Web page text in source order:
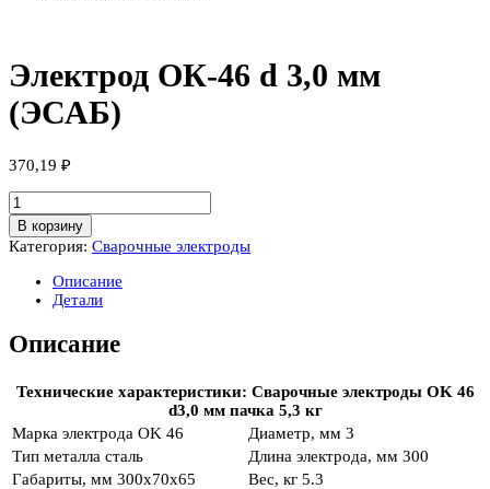
Электрод ОК-46 d 3,0 мм
(ЭСАБ)
370,19 ₽
Количество
товара
Электрод
ОК-46
В корзину
Категория: Сварочные электроды
Описание
Детали
Описание
Технические характеристики: Сварочные электроды OK 46
d3,0 мм пачка 5,3 кг
Марка электрода OK 46 Диаметр, мм 3
Тип металла сталь Длина электрода, мм 300
Габариты, мм 300x70x65 Вес, кг 5.3